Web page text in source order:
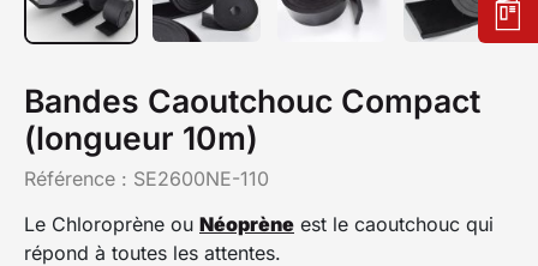
Bandes Caoutchouc Compact
(longueur 10m)
Référence : SE2600NE-110
Le Chloroprène ou Néoprène est le caoutchouc qui
répond à toutes les attentes.